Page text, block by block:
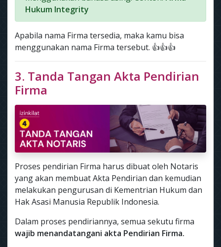
Hukum Integrity
Apabila nama Firma tersedia, maka kamu bisa
menggunakan nama Firma tersebut. 👍👍👍
3. Tanda Tangan Akta Pendirian
Firma
Proses pendirian Firma harus dibuat oleh Notaris
yang akan membuat Akta Pendirian dan kemudian
melakukan pengurusan di Kementrian Hukum dan
Hak Asasi Manusia Republik Indonesia.
Dalam proses pendiriannya, semua sekutu firma
wajib menandatangani akta Pendirian Firma.